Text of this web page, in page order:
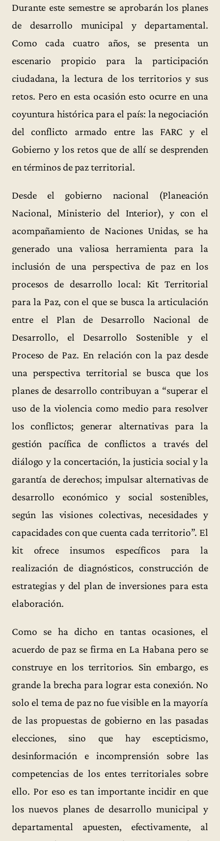
Durante este semestre se aprobarán los planes
de desarrollo municipal y departamental.
Como cada cuatro años, se presenta un
escenario propicio para la participación
ciudadana, la lectura de los territorios y sus
retos. Pero en esta ocasión esto ocurre en una
coyuntura histórica para el país: la negociación
del conflicto armado entre las FARC y el
Gobierno y los retos que de allí se desprenden
en términos de paz territorial.
Desde el gobierno nacional (Planeación
Nacional, Ministerio del Interior), y con el
acompañamiento de Naciones Unidas, se ha
generado una valiosa herramienta para la
inclusión de una perspectiva de paz en los
procesos de desarrollo local: Kit Territorial
para la Paz, con el que se busca la articulación
entre el Plan de Desarrollo Nacional de
Desarrollo, el Desarrollo Sostenible y el
Proceso de Paz. En relación con la paz desde
una perspectiva territorial se busca que los
planes de desarrollo contribuyan a “superar el
uso de la violencia como medio para resolver
los conflictos; generar alternativas para la
gestión pacífica de conflictos a través del
diálogo y la concertación, la justicia social y la
garantía de derechos; impulsar alternativas de
desarrollo económico y social sostenibles,
según las visiones colectivas, necesidades y
capacidades con que cuenta cada territorio”. El
kit ofrece insumos específicos para la
realización de diagnósticos, construcción de
estrategias y del plan de inversiones para esta
elaboración.
Como se ha dicho en tantas ocasiones, el
acuerdo de paz se firma en La Habana pero se
construye en los territorios. Sin embargo, es
grande la brecha para lograr esta conexión. No
solo el tema de paz no fue visible en la mayoría
de las propuestas de gobierno en las pasadas
elecciones, sino que hay escepticismo,
desinformación e incomprensión sobre las
competencias de los entes territoriales sobre
ello. Por eso es tan importante incidir en que
los nuevos planes de desarrollo municipal y
departamental apuesten, efectivamente, al